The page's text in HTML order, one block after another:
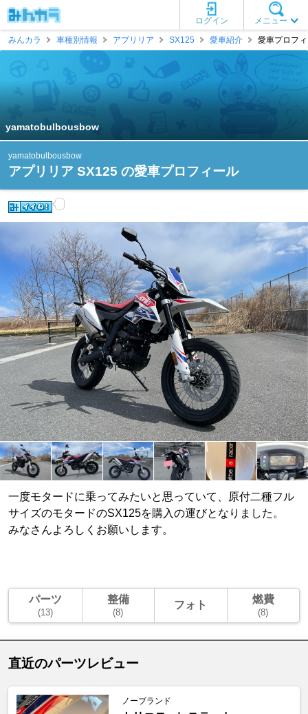
メニュー
ログイン
みんカラ
車種別情報 アプリリア SX125 愛車紹介 愛車プロフ
yamatobulbousbow
yamatobulbousbow
アプリリア SX125 の愛車プロフィール
一度モタードに乗ってみたいと思っていて、原付二種フル
サイズのモタードのSX125を購入の運びとなりました。
みなさんよろしくお願いします。
パーツ
(13)
整備
(8)
フォト 燃費
(8)
直近のパーツレビュー
ノーブランド